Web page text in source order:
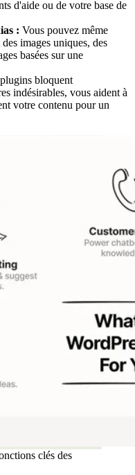
d'aide ou de votre base de
: Vous pouvez même
images uniques, des
basées sur une
bloquent
indésirables, vous aident à
votre contenu pour un
clés des